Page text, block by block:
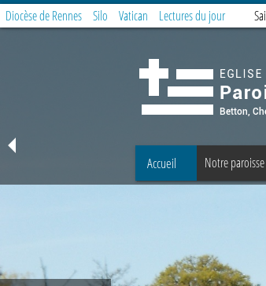
Diocèse de Rennes Silo Vatican Lectures du jour
Accueil
Notre paroisse
Prêtres,
Les fraternités